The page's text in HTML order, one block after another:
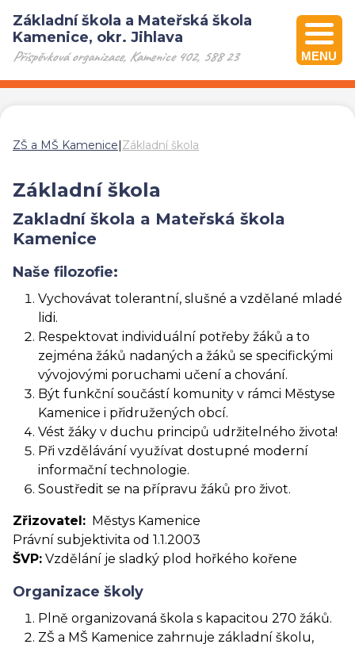
Základní škola a Mateřská škola
Kamenice, okr. Jihlava
Příspěvková organizace, Kamenice 402, 588 23
MENU
ZŠ a MŠ Kamenice|Základní škola
Základní škola
Zakladní škola a Mateřská škola
Kamenice
Naše filozofie:
Vychovávat tolerantní, slušné a vzdělané mladé
lidi.
Respektovat individuální potřeby žáků a to
zejména žáků nadaných a žáků se specifickými
vývojovými poruchami učení a chování.
Být funkční součástí komunity v rámci Městyse
Kamenice i přidružených obcí.
Vést žáky v duchu principů udržitelného života!
Při vzdělávání využívat dostupné moderní
informační technologie.
Soustředit se na přípravu žáků pro život.
Zřizovatel: Městys Kamenice
Právní subjektivita od 1.1.2003
ŠVP: Vzdělání je sladký plod hořkého kořene
Organizace školy
Plně organizovaná škola s kapacitou 270 žáků.
ZŠ a MŠ Kamenice zahrnuje základní školu,